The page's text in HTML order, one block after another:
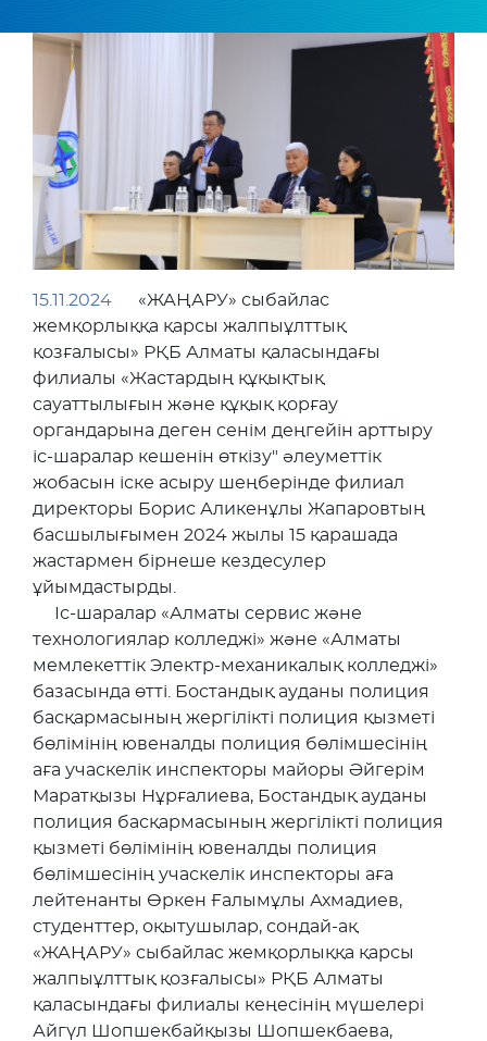
15.11.2024 «ЖАҢАРУ» сыбайлас
жемқорлыққа қарсы жалпыұлттық
қозғалысы» РҚБ Алматы қаласындағы
филиалы «Жастардың құқықтық
сауаттылығын және құқық қорғау
органдарына деген сенім деңгейін арттыру
іс-шаралар кешенін өткізу" әлеуметтік
жобасын іске асыру шеңберінде филиал
директоры Борис Аликенұлы Жапаровтың
басшылығымен 2024 жылы 15 қарашада
жастармен бірнеше кездесулер
ұйымдастырды.
Іс-шаралар «Алматы сервис және
технологиялар колледжі» және «Алматы
мемлекеттік Электр-механикалық колледжі»
базасында өтті. Бостандық ауданы полиция
басқармасының жергілікті полиция қызметі
бөлімінің ювеналды полиция бөлімшесінің
аға учаскелік инспекторы майоры Әйгерім
Маратқызы Нұрғалиева, Бостандық ауданы
полиция басқармасының жергілікті полиция
қызметі бөлімінің ювеналды полиция
бөлімшесінің учаскелік инспекторы аға
лейтенанты Өркен Ғалымұлы Ахмадиев,
студенттер, оқытушылар, сондай-ақ
«ЖАҢАРУ» сыбайлас жемқорлыққа қарсы
жалпыұлттық қозғалысы» РҚБ Алматы
қаласындағы филиалы кеңесінің мүшелері
Айгүл Шопшекбайқызы Шопшекбаева,